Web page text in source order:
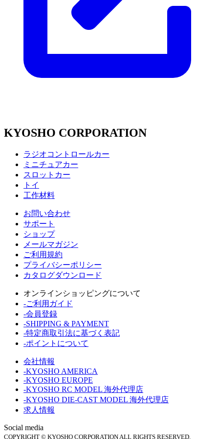
KYOSHO CORPORATION
ラジオコントロールカー
ミニチュアカー
スロットカー
トイ
工作材料
お問い合わせ
サポート
ショップ
メールマガジン
ご利用規約
プライバシーポリシー
カタログダウンロード
オンラインショッピングについて
-ご利用ガイド
-会員登録
-SHIPPING & PAYMENT
-特定商取引法に基づく表記
-ポイントについて
会社情報
-KYOSHO AMERICA
-KYOSHO EUROPE
-KYOSHO RC MODEL 海外代理店
-KYOSHO DIE-CAST MODEL 海外代理店
求人情報
Social media
COPYRIGHT © KYOSHO CORPORATION ALL RIGHTS RESERVED.